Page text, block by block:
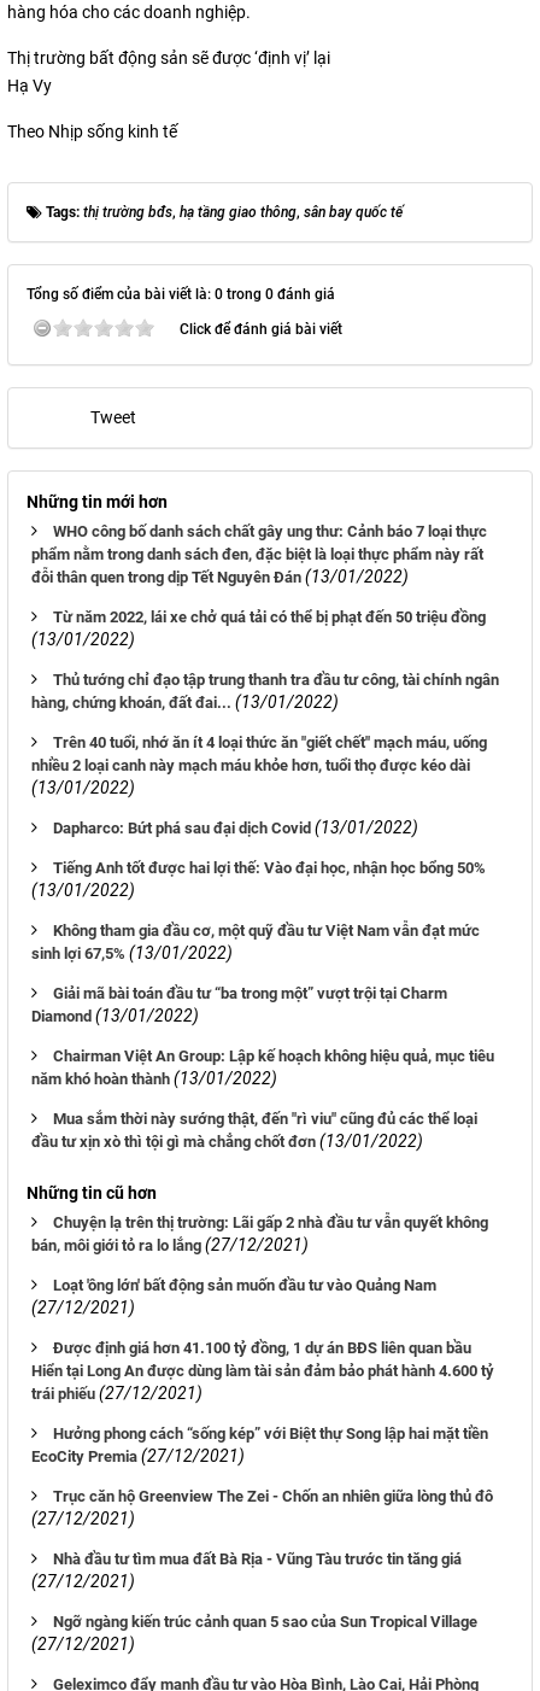
hàng hóa cho các doanh nghiệp.
Thị trường bất động sản sẽ được ‘định vị’ lại
Hạ Vy
Theo Nhịp sống kinh tế
Tags: thị trường bđs, hạ tầng giao thông, sân bay quốc tế
Tổng số điểm của bài viết là: 0 trong 0 đánh giá
Click để đánh giá bài viết
Tweet
Những tin mới hơn
WHO công bố danh sách chất gây ung thư: Cảnh báo 7 loại thực
phẩm nằm trong danh sách đen, đặc biệt là loại thực phẩm này rất
đỗi thân quen trong dịp Tết Nguyên Đán (13/01/2022)
Từ năm 2022, lái xe chở quá tải có thể bị phạt đến 50 triệu đồng
(13/01/2022)
Thủ tướng chỉ đạo tập trung thanh tra đầu tư công, tài chính ngân
hàng, chứng khoán, đất đai... (13/01/2022)
Trên 40 tuổi, nhớ ăn ít 4 loại thức ăn "giết chết" mạch máu, uống
nhiều 2 loại canh này mạch máu khỏe hơn, tuổi thọ được kéo dài
(13/01/2022)
Dapharco: Bứt phá sau đại dịch Covid (13/01/2022)
Tiếng Anh tốt được hai lợi thế: Vào đại học, nhận học bổng 50%
(13/01/2022)
Không tham gia đầu cơ, một quỹ đầu tư Việt Nam vẫn đạt mức
sinh lợi 67,5% (13/01/2022)
Giải mã bài toán đầu tư “ba trong một” vượt trội tại Charm
Diamond (13/01/2022)
Chairman Việt An Group: Lập kế hoạch không hiệu quả, mục tiêu
năm khó hoàn thành (13/01/2022)
Mua sắm thời này sướng thật, đến "rì viu" cũng đủ các thể loại
đầu tư xịn xò thì tội gì mà chẳng chốt đơn (13/01/2022)
Những tin cũ hơn
Chuyện lạ trên thị trường: Lãi gấp 2 nhà đầu tư vẫn quyết không
bán, môi giới tỏ ra lo lắng (27/12/2021)
Loạt 'ông lớn' bất động sản muốn đầu tư vào Quảng Nam
(27/12/2021)
Được định giá hơn 41.100 tỷ đồng, 1 dự án BĐS liên quan bầu
Hiển tại Long An được dùng làm tài sản đảm bảo phát hành 4.600 tỷ
trái phiếu (27/12/2021)
Hưởng phong cách “sống kép” với Biệt thự Song lập hai mặt tiền
EcoCity Premia (27/12/2021)
Trục căn hộ Greenview The Zei - Chốn an nhiên giữa lòng thủ đô
(27/12/2021)
Nhà đầu tư tìm mua đất Bà Rịa - Vũng Tàu trước tin tăng giá
(27/12/2021)
Ngỡ ngàng kiến trúc cảnh quan 5 sao của Sun Tropical Village
(27/12/2021)
Geleximco đẩy mạnh đầu tư vào Hòa Bình, Lào Cai, Hải Phòng